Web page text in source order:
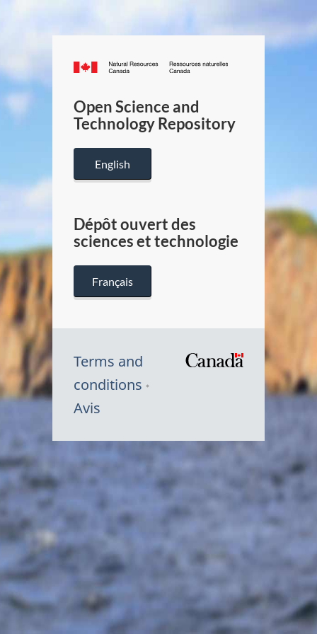
Canada.ca
/
Canada
Open Science and
Technology Repository
English
Dépôt ouvert des
sciences et technologie
Français
Terms and
conditions
Avis
Symbole
Canada